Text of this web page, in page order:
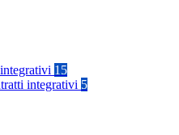
15
integrativi 5